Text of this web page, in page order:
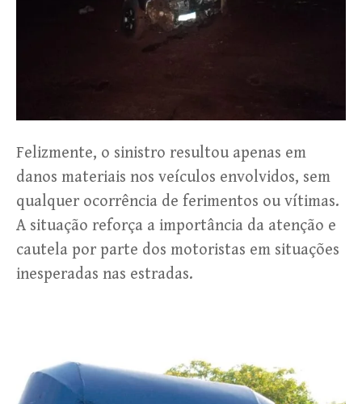
Felizmente, o sinistro resultou apenas em
danos materiais nos veículos envolvidos, sem
qualquer ocorrência de ferimentos ou vítimas.
A situação reforça a importância da atenção e
cautela por parte dos motoristas em situações
inesperadas nas estradas.